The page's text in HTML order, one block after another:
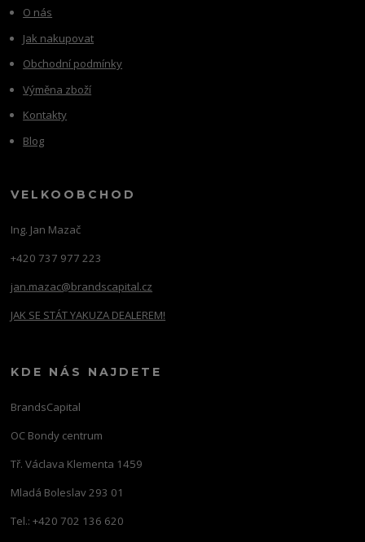
O nás
Jak nakupovat
Obchodní podmínky
Výměna zboží
Kontakty
Blog
VELKOOBCHOD
Ing. Jan Mazač
+420 737 977 223
jan.mazac@brandscapital.cz
JAK SE STÁT YAKUZA DEALEREM!
KDE NÁS NAJDETE
BrandsCapital
OC Bondy centrum
Tř. Václava Klementa 1459
Mladá Boleslav 293 01
Tel.: +420 702 136 620